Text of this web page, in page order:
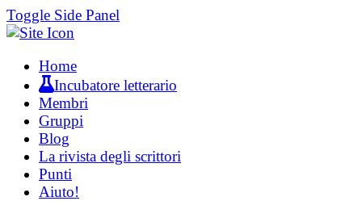
Toggle Side Panel
Home
Incubatore letterario
Membri
Gruppi
Blog
La rivista degli scrittori
Punti
Aiuto!